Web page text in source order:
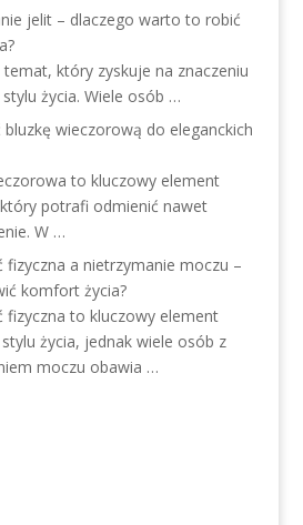
jelit – dlaczego warto to robić
który zyskuje na znaczeniu
życia. Wiele osób …
bluzkę wieczorową do eleganckich
to kluczowy element
potrafi odmienić nawet
W …
fizyczna a nietrzymanie moczu –
komfort życia?
fizyczna to kluczowy element
życia, jednak wiele osób z
moczu obawia …